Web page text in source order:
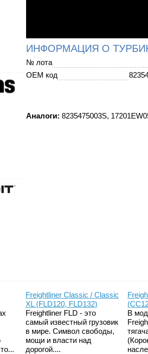
ИНФОРМАЦИЯ О
№ лота
OEM код
Аналоги: 8235475003S,
Freightliner Classic / Classic
XL (FLD120, FLD132)
Freightliner FLD - это
самый известный грузовик
в мире. Символ свободы,
мощи и власти над
дорогой....
В